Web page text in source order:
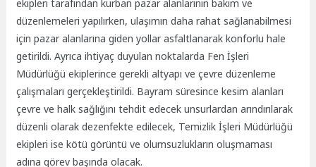
ekipleri tarafından kurban pazar alanlarının bakım ve
düzenlemeleri yapılırken, ulaşımın daha rahat sağlanabilmesi
için pazar alanlarına giden yollar asfaltlanarak konforlu hale
getirildi. Ayrıca ihtiyaç duyulan noktalarda Fen İşleri
Müdürlüğü ekiplerince gerekli altyapı ve çevre düzenleme
çalışmaları gerçekleştirildi. Bayram süresince kesim alanları
çevre ve halk sağlığını tehdit edecek unsurlardan arındırılarak
düzenli olarak dezenfekte edilecek, Temizlik İşleri Müdürlüğü
ekipleri ise kötü görüntü ve olumsuzlukların oluşmaması
adına görev başında olacak.